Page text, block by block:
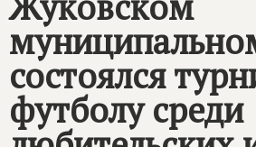
состоялся
футболу среди